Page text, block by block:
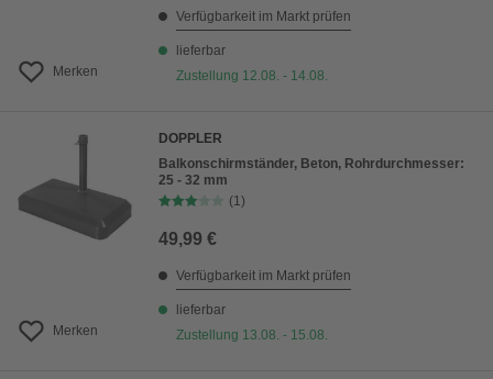
Merken
Verfügbarkeit im Markt prüfen
lieferbar
Zustellung 12.08. - 14.08.
Merken
DOPPLER
Balkonschirmständer, Beton, Rohrdurchmesser:
25 - 32 mm
(1)
49,99 €
Verfügbarkeit im Markt prüfen
lieferbar
Zustellung 13.08. - 15.08.